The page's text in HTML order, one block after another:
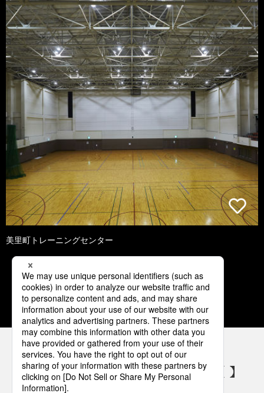
美里町トレーニングセンター
1 2 3 4 5
パナソニックの電気設備 SNSアカウント